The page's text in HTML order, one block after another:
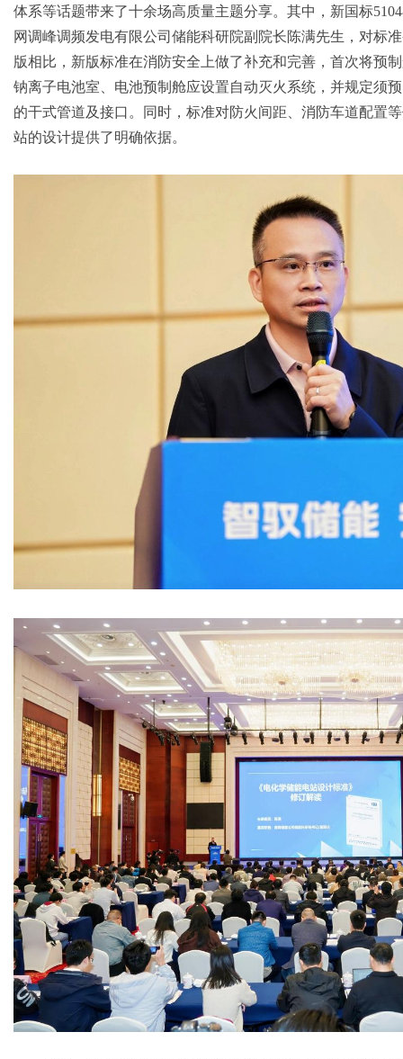
体系等话题带来了十余场高质量主题分享。其中，新国标
网调峰调频发电有限公司储能科研院副院长陈满先生，对标
版相比，新版标准在消防安全上做了补充和完善，首次将预
钠离子电池室、电池预制舱应设置自动灭火系统，并规定须
的干式管道及接口。同时，标准对防火间距、消防车道配置
站的设计提供了明确依据。